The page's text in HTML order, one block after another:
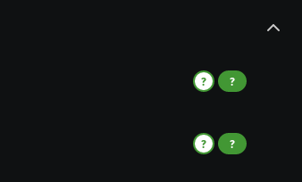
? ?
? ?